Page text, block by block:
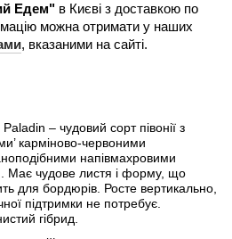
Едем" в Києві з доставкою по
можна отримати у наших
, вказаними на сайті.
Paladin – чудовий сорт півонії з
карміново-червоними
напівмахровими
Має чудове листя і форму, що
для бордюрів. Росте вертикально,
підтримки не потребує.
гібрид.